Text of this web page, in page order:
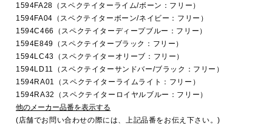
1594FA28（スペクテイターライム/ボーン：フリー）
1594FA04（スペクテイターボーン/ネイビー：フリー）
1594C466（スペクテイターディープブルー：フリー）
1594E849（スペクテイターブラック：フリー）
1594LC43（スペクテイターオリーブ：フリー）
1594LD11（スペクテイターサンドバー/ブラック：フリー）
1594RA01（スペクテイターライムライト：フリー）
1594RA32（スペクテイターロイヤルブルー：フリー）
他のメーカー品番を表示する
(店舗でお問い合わせの際には、上記品番をお伝え下さい。)